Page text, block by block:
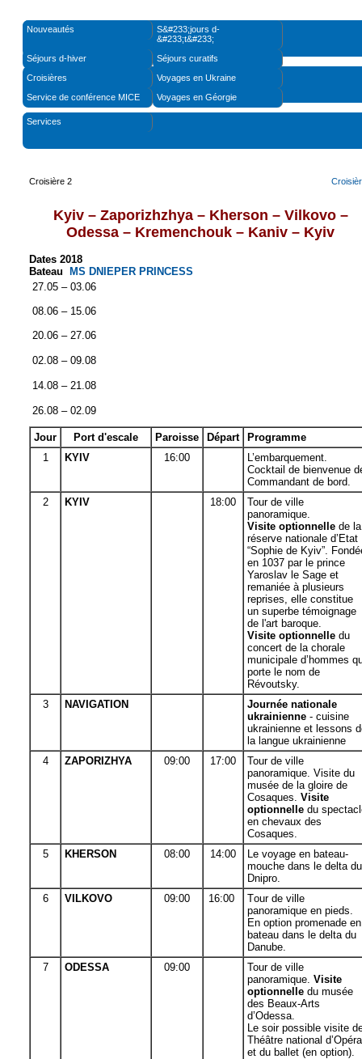
Nouveautés
S&#233;jours d-
&#233;t&#233;
Séjours d-hiver
Séjours curatifs
Croisières
Voyages en Ukraine
Service de conférence MICE
Voyages en Géorgie
Services
Croisière 2
Kyiv – Zaporizhzhya – Kherson – Vilkovo –
Odessa – Kremenchouk – Kaniv – Kyiv
Dates 2018
Bateau
MS DNIEPER PRINCESS
27.05 – 03.06
08.06 – 15.06
20.06 – 27.06
02.08 – 09.08
14.08 – 21.08
26.08 – 02.09
Jour Port d'escale Paroisse Départ
Programme
1
KYIV 16:00
L’embarquement.
Cocktail de bienvenue
Commandant de bord.
2
KYIV 18:00
Tour de ville
panoramique.
Visite optionnelle de la
réserve nationale d’Etat
“Sophie de Kyiv”.
en 1037 par le prince
Yaroslav le Sage et
remaniée à plusieurs
reprises, elle constitue
un superbe témoignage
de l'art baroque.
Visite optionnelle du
concert de la chorale
municipale d’hommes
porte le nom de
Révoutsky.
3
NAVIGATION
Journée nationale
ukrainienne - cuisine
ukrainienne et lessons
la langue ukrainienne
4
ZAPORIZHYA 09:00 17:00
Tour de ville
panoramique. Visite du
musée de la gloire de
Cosaques. Visite
optionnelle du
en chevaux des
Cosaques.
5
KHERSON 08:00 14:00
Le voyage en bateau-
mouche dans le delta du
Dnipro.
6
VILKOVO 09:00 16:00 Tour de ville
panoramique en pieds.
En option promenade en
bateau dans le delta du
Danube.
7
ODESSA 09:00
Tour de ville
panoramique. Visite
optionnelle du musée
des Beaux-Arts
d’Odessa.
Le soir possible visite
Théâtre national d’Opéra
et du ballet (en option).